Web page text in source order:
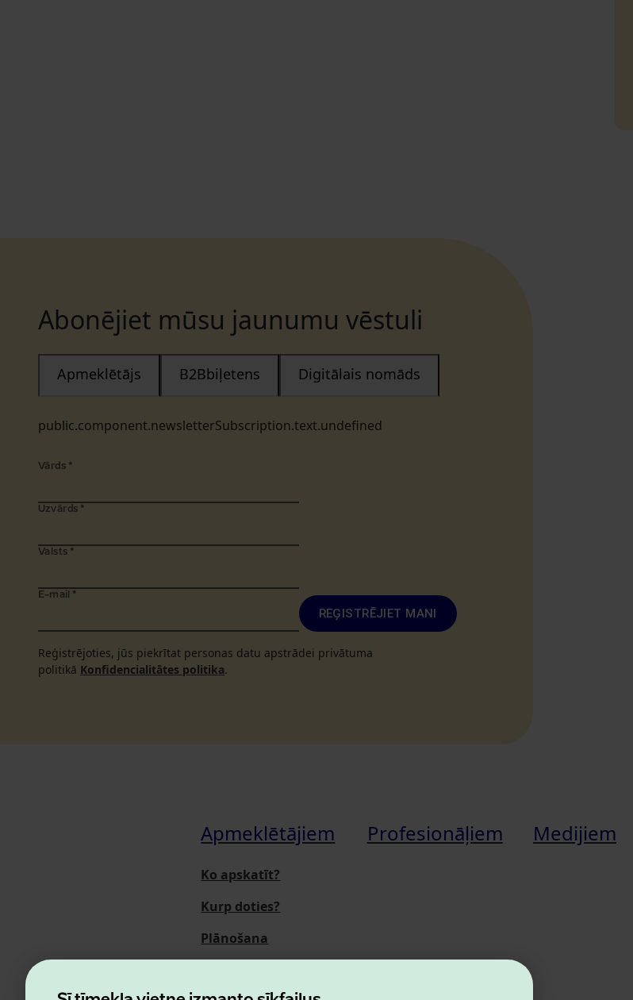
Abonējiet mūsu jaunumu vēstuli
public.component.newsletterSubscription.text.undefined
Apmeklētājs B2Bbiļetens Digitālais nomāds
Vārds *
Uzvārds *
Valsts *
E-mail *
REĢISTRĒJIET MANI
Reģistrējoties, jūs piekrītat personas datu apstrādei privātuma
politikā Konfidencialitātes politika.
Apmeklētājiem
Ko apskatīt?
Kurp doties?
Plānošana
Profesionāļiem Medijiem